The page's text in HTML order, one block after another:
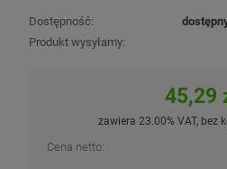
Dostępność:
Produkt wysyłamy:
45,29
zawiera 23.00% VAT, bez
Cena netto: